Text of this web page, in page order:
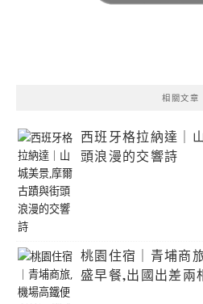
相關文章
西班牙格拉納達｜
頭浪漫的交響詩
桃園住宿｜青埔商
盛早餐,出國出差兩